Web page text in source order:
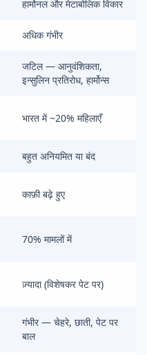
हार्मोनल और मेटाबोलिक विकार
अधिक गंभीर
जटिल — आनुवंशिकता,
इन्सुलिन प्रतिरोध, हार्मोन्स
भारत में ~20% महिलाएँ
बहुत अनियमित या बंद
काफ़ी बढ़े हुए
70% मामलों में
ज़्यादा (विशेषकर पेट पर)
गंभीर — चेहरे, छाती, पेट पर
बाल